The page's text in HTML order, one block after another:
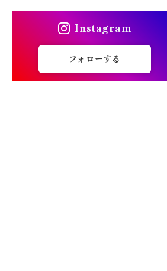
カーディガン
Instagram
フォローする